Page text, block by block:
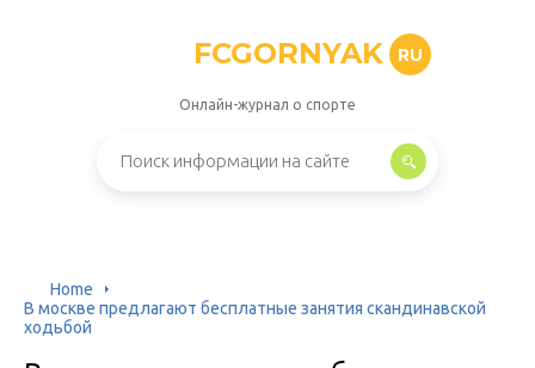
FCGORNYAK RU
Онлайн-журнал о спорте
Home
В москве предлагают бесплатные занятия скандинавской
ходьбой